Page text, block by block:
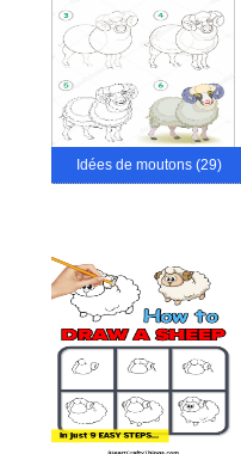
Idées de moutons (29)